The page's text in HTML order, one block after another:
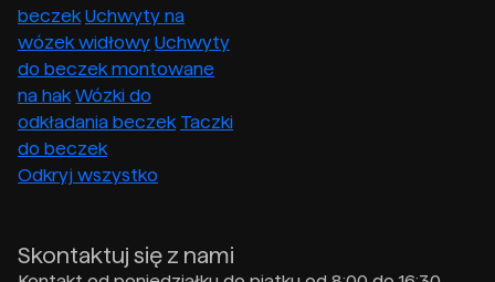
beczek Uchwyty na
wózek widłowy Uchwyty
do beczek montowane
na hak Wózki do
odkładania beczek Taczki
do beczek
Odkryj wszystko
Skontaktuj się z nami